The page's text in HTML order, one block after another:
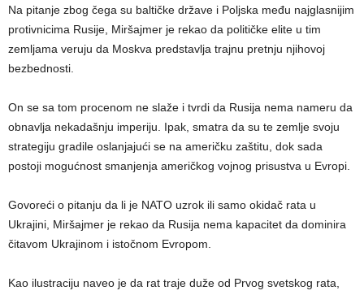
Na pitanje zbog čega su baltičke države i Poljska među najglasnijim
protivnicima Rusije, Miršajmer je rekao da političke elite u tim
zemljama veruju da Moskva predstavlja trajnu pretnju njihovoj
bezbednosti.
On se sa tom procenom ne slaže i tvrdi da Rusija nema nameru da
obnavlja nekadašnju imperiju. Ipak, smatra da su te zemlje svoju
strategiju gradile oslanjajući se na američku zaštitu, dok sada
postoji mogućnost smanjenja američkog vojnog prisustva u Evropi.
Govoreći o pitanju da li je NATO uzrok ili samo okidač rata u
Ukrajini, Miršajmer je rekao da Rusija nema kapacitet da dominira
čitavom Ukrajinom i istočnom Evropom.
Kao ilustraciju naveo je da rat traje duže od Prvog svetskog rata,